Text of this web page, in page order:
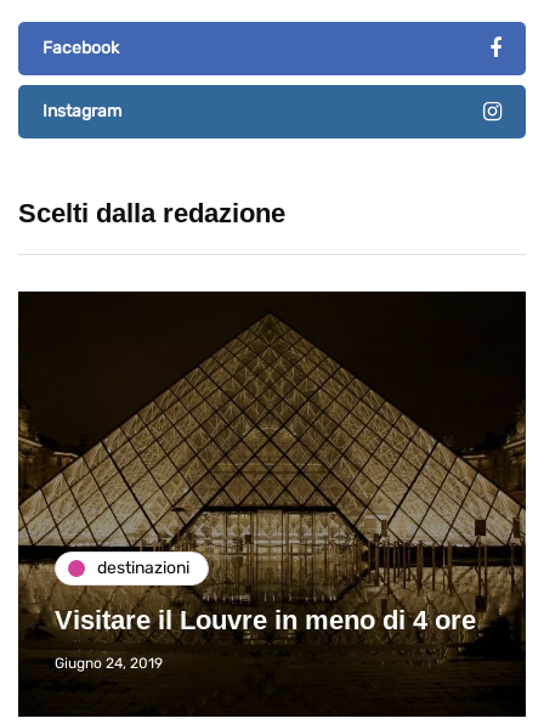
Facebook
Instagram
Scelti dalla redazione
destinazioni
Visitare il Louvre in meno di 4 ore
Giugno 24, 2019